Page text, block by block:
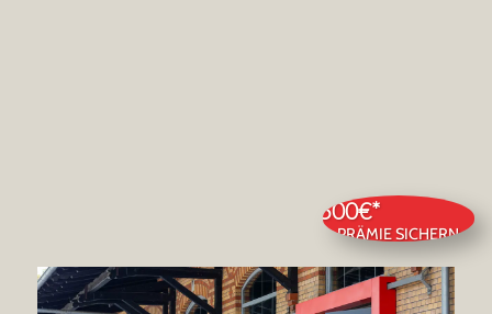
2.500€*
PRÄMIE SICHERN